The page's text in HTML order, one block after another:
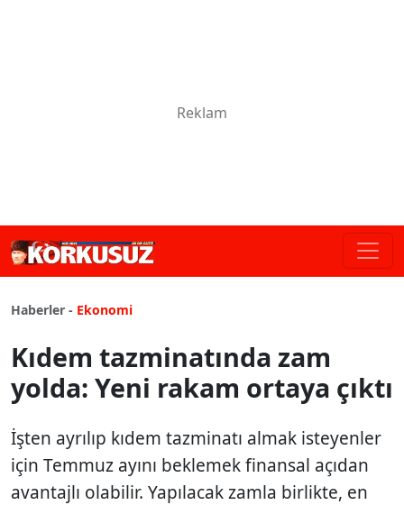
Haberler - Ekonomi
Kıdem tazminatında zam
yolda: Yeni rakam ortaya çıktı
İşten ayrılıp kıdem tazminatı almak isteyenler
için Temmuz ayını beklemek finansal açıdan
avantajlı olabilir. Yapılacak zamla birlikte, en